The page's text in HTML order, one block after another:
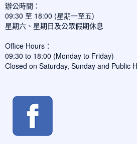
辦公時間：
09:30 至 18:00 (星期一至五)
星期六、星期日及公眾假期休息
Office Hours：
09:30 to 18:00 (Monday to Friday)
Closed on Saturday, Sunday and Public